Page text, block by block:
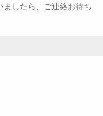
ましたら、ご連絡お待ち